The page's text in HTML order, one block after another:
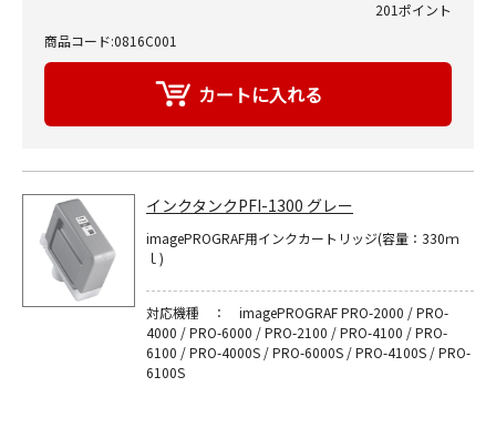
201ポイント
商品コード:0816C001
インクタンクPFI-1300 グレー
imagePROGRAF用インクカートリッジ(容量：330ｍ
ｌ)
対応機種 ： imagePROGRAF PRO-2000 / PRO-
4000 / PRO-6000 / PRO-2100 / PRO-4100 / PRO-
6100 / PRO-4000S / PRO-6000S / PRO-4100S / PRO-
6100S